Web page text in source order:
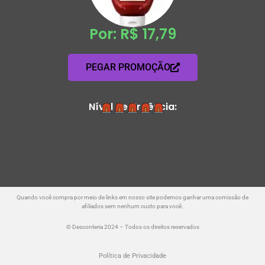
Por: R$ 17,79
PEGAR PROMOÇÃO
Nível de Urgência:
Quando você compra por meio de links em nosso site podemos ganhar uma comissão de
afiliados sem nenhum custo para você.
© Desconteria 2024 – Todos os direitos reservados
Política de Privacidade